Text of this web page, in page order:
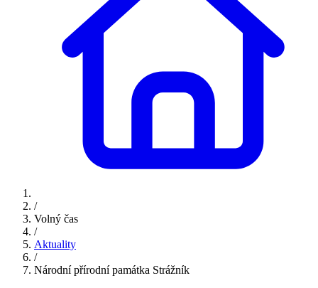
/
Volný čas
/
Aktuality
/
Národní přírodní památka Strážník